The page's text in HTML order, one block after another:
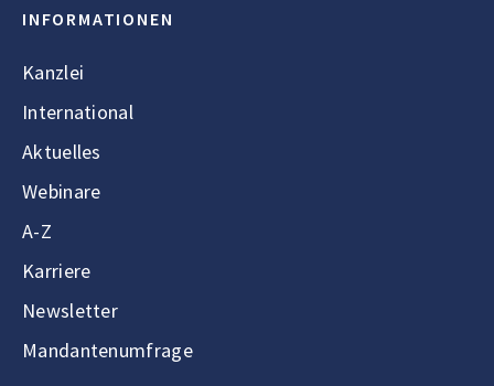
INFORMATIONEN
Kanzlei
International
Aktuelles
Webinare
A-Z
Karriere
Newsletter
Mandantenumfrage